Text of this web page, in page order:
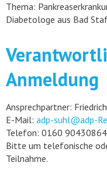
Thema:
Diabetologe aus Bad
Anmeldung
Ansprechpartner:
E-Mail: adp-suhl@adp-
Telefon: 0160 90430864
Bitte um telefonische
Teilnahme.